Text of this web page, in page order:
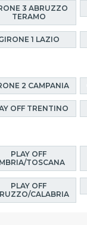
3 ABRUZZO
TERAMO
1 LAZIO
2 CAMPANIA
OFF TRENTINO
PLAY OFF
TOSCANA
PLAY OFF
CALABRIA